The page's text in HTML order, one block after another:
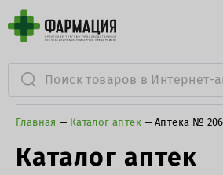
Главная Каталог аптек Аптека №
Каталог аптек